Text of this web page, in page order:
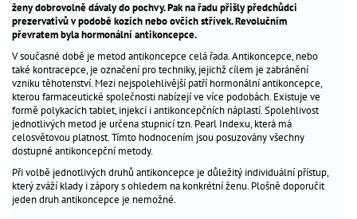
_ péče
dítě
antikoncepce
_ gynekologická
prevence
Antikoncepce
ženy dobrovolně dávaly do pochvy. Pak na řadu přišly předchůdci
prezervativů v podobě kozích nebo ovčích střívek. Revolučním
převratem byla hormonální antikoncepce.
V současné době je metod antikoncepce celá řada. Antikoncepce, nebo
také kontracepce, je označení pro techniky, jejichž cílem je zabránění
vzniku těhotenství. Mezi nejspolehlivější patří hormonální antikoncepce,
kterou farmaceutické společnosti nabízejí ve více podobách. Existuje ve
formě polykacích tablet, injekcí i antikoncepčních náplastí. Spolehlivost
jednotlivých metod je určena stupnicí tzn. Pearl Indexu, která má
celosvětovou platnost. Tímto hodnocením jsou posuzovány všechny
dostupné antikoncepční metody.
Při volbě jednotlivých druhů antikoncepce je důležitý individuální přístup,
který zváží klady i zápory s ohledem na konkrétní ženu. Plošně doporučit
jeden druh antikoncepce je nemožné.